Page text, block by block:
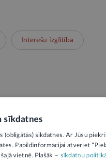
Interešu izglītība
sīkdatnes
(obligātās) sīkdatnes. Ar Jūsu
Papildinformācijai atveriet
vietnē. Plašāk – sīkdatņu